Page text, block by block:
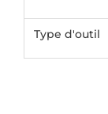
Type d'outil